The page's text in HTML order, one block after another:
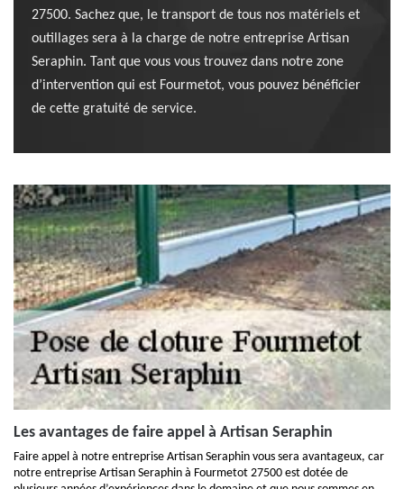
27500. Sachez que, le transport de tous nos matériels et
outillages sera à la charge de notre entreprise Artisan
Seraphin. Tant que vous vous trouvez dans notre zone
d’intervention qui est Fourmetot, vous pouvez bénéficier
de cette gratuité de service.
Les avantages de faire appel à Artisan Seraphin
Faire appel à notre entreprise Artisan Seraphin vous sera avantageux, car
notre entreprise Artisan Seraphin à Fourmetot 27500 est dotée de